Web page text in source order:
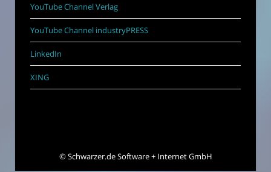
YouTube Channel Verlag
YouTube Channel industryPRESS
LinkedIn
XING
©Schwarzer.de Software + Internet GmbH